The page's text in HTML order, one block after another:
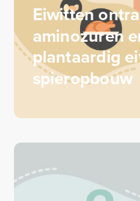
Eiwitten
aminozuren
plantaardig
spieropbouw